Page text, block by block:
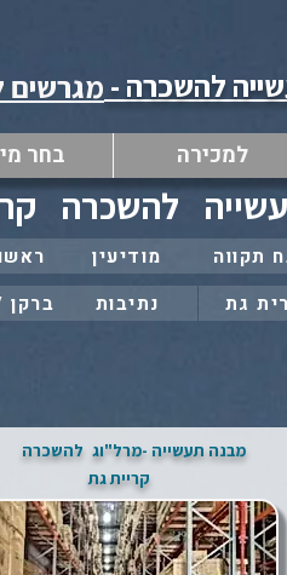
מגרשים להשכרה -
למכירה בחר
להשכרה
תקווה
גת
מודיעין
נתיבות
ברקן
מבנה תעשייה -מרל"וג להשכרה
קריית גת